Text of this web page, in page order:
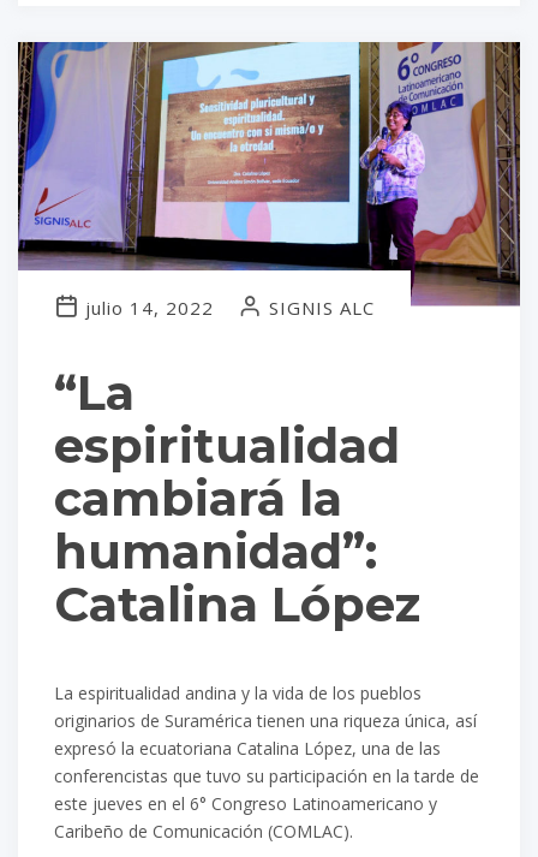
“La
espiritualidad
cambiará la
humanidad”:
Catalina López
julio 14, 2022 SIGNIS ALC
La espiritualidad andina y la vida de los pueblos
originarios de Suramérica tienen una riqueza única, así
expresó la ecuatoriana Catalina López, una de las
conferencistas que tuvo su participación en la tarde de
este jueves en el 6° Congreso Latinoamericano y
Caribeño de Comunicación (COMLAC).